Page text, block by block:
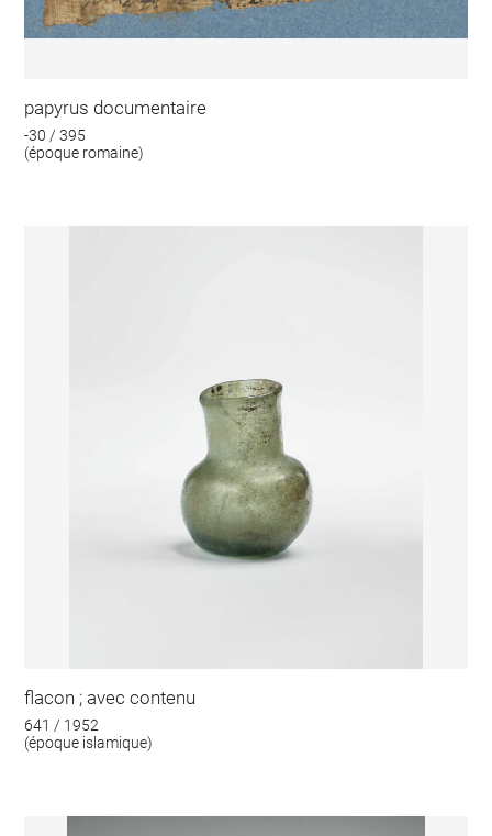
papyrus documentaire
-30 / 395
(époque romaine)
flacon ; avec contenu
641 / 1952
(époque islamique)